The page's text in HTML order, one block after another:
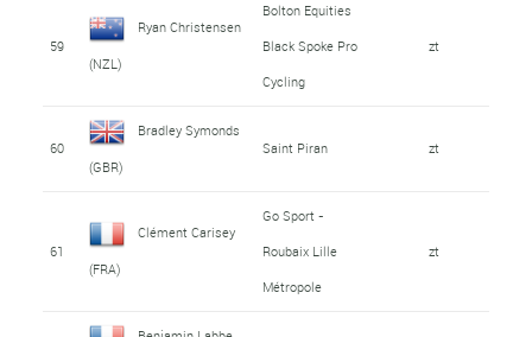
59
Ryan Christensen
(NZL)
Bolton Equities
Black Spoke Pro
Cycling
zt
60
Bradley Symonds
(GBR)
Saint Piran zt
61
Clément Carisey
(FRA)
Go Sport -
Roubaix Lille
Métropole
zt